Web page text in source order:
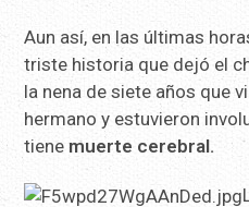
Aun así, en las últimas
triste historia que dejó el
la nena de siete años que
hermano y estuvieron
tienemuerte cerebral.